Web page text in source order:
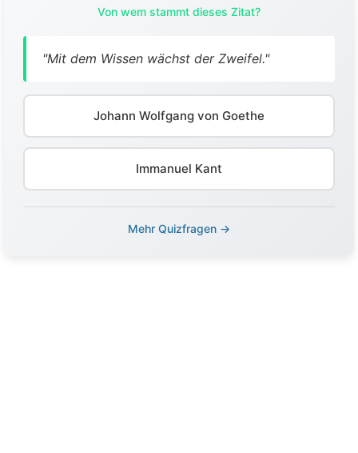
Von wem stammt dieses Zitat?
"Mit dem Wissen wächst der Zweifel."
Johann Wolfgang von Goethe
Immanuel Kant
Mehr Quizfragen →